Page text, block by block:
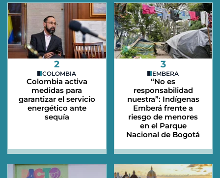
2
COLOMBIA
Colombia activa
medidas para
garantizar el servicio
energético ante
sequía
3
EMBERA
“No es
responsabilidad
nuestra”: Indígenas
Emberá frente a
riesgo de menores
en el Parque
Nacional de Bogotá